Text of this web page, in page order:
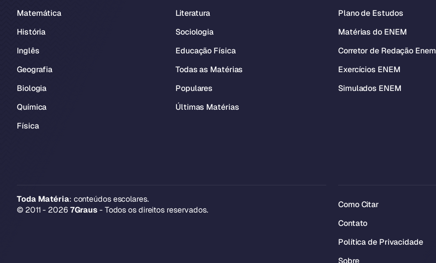
Matemática
História
Inglês
Geografia
Biologia
Química
Física
Literatura
Sociologia
Educação Física
Todas as Matérias
Populares
Últimas Matérias
Plano de Estudos
Matérias do ENEM
Corretor de Redação Enem
Exercícios ENEM
Simulados ENEM
Toda Matéria: conteúdos escolares.
© 2011 - 2026 7Graus- Todos os direitos reservados.
Como Citar
Contato
Política de Privacidade
Sobre